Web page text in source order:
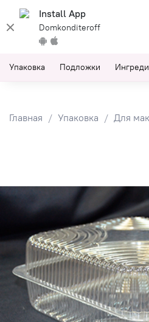
Install App
Domkonditeroff
Упаковка Подложки
Главная Упаковка Для